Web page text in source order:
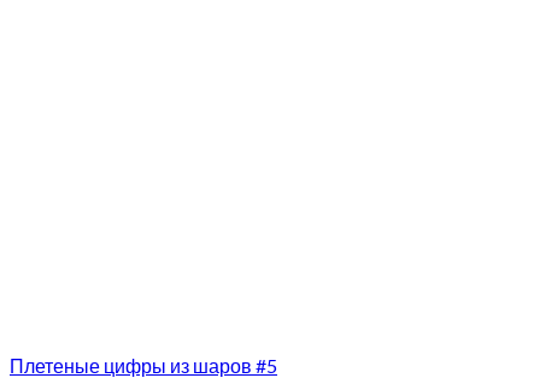
Плетеные цифры из шаров #5